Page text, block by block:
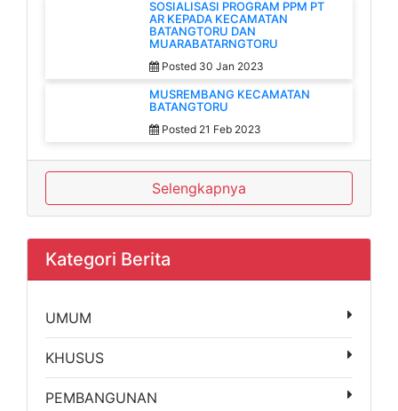
SOSIALISASI PROGRAM PPM PT
AR KEPADA KECAMATAN
BATANGTORU DAN
MUARABATARNGTORU
Posted 30 Jan 2023
MUSREMBANG KECAMATAN
BATANGTORU
Posted 21 Feb 2023
Selengkapnya
Kategori Berita
UMUM
KHUSUS
PEMBANGUNAN